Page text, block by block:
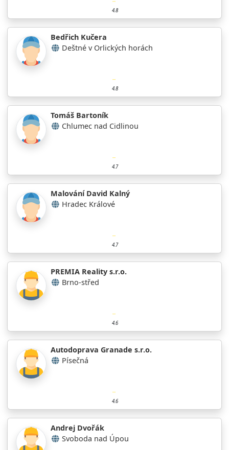
4.8
Bedřich Kučera
Deštné v Orlických horách
4.8
Tomáš Bartoník
Chlumec nad Cidlinou
4.7
Malování David Kalný
Hradec Králové
4.7
PREMIA Reality s.r.o.
Brno-střed
4.6
Autodoprava Granade s.r.o.
Písečná
4.6
Andrej Dvořák
Svoboda nad Úpou